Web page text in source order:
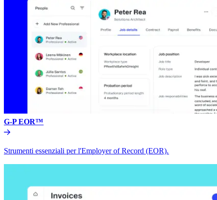
G-P EOR™​​
Strumenti essenziali per l'Employer of Record (EOR).​​